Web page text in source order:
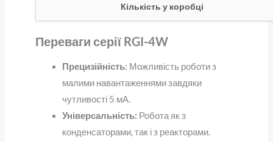
Кількість у коробці
Переваги серії RGI-4W
Прецизійність: Можливість роботи з
малими навантаженнями завдяки
чутливості 5 мА.
Універсальність: Робота як з
конденсаторами, так і з реакторами.